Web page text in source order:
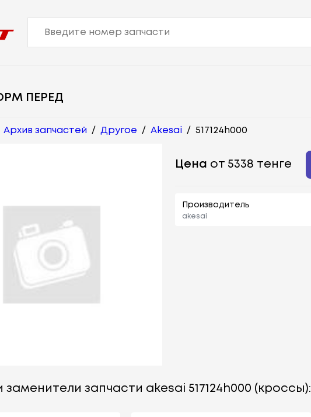
ПЕРЕД
Архив запчастей / Другое / Akesai / 517124h000
Цена от 5338 тенге
Производитель
akesai
заменители запчасти akesai 517124h000 (кроссы):